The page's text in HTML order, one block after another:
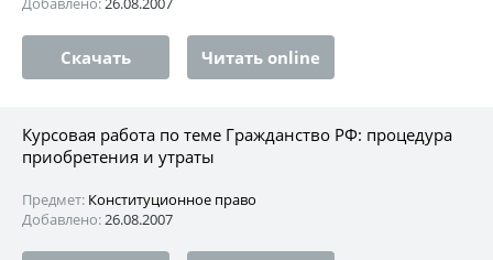
Скачать Читать online
Курсовая работа по теме Гражданство РФ: процедура
приобретения и утраты
Предмет: Конституционное право
Добавлено:26.08.2007